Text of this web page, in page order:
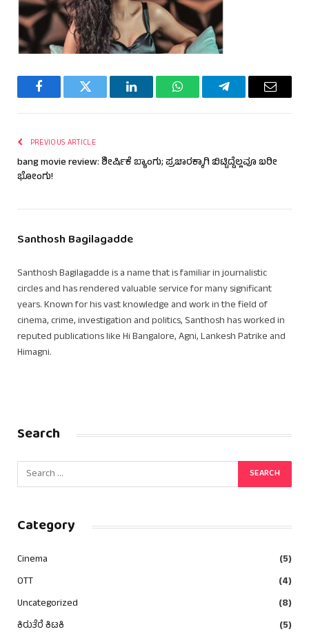
FacebookTwitter LinkedInWhatsAppTelegramEmail
PREVIOUS ARTICLE
bang movie review: ಶೀರ್ಷಿಕೆ ಬ್ಯಾಂಗು; ಪ್ರಚಾರಕ್ಕಾಗಿ ಬಿಟ್ಟಿದ್ದೆಲ್ಲವೂ ಬರೀ
ಭೋಂಗು!
Santhosh Bagilagadde
Santhosh Bagilagadde is a name that is familiar in journalistic
circles and has rendered valuable service for many significant
years. Known for his vast knowledge and work in the field of
cinema, crime, investigation and politics, Santhosh has worked in
reputed publications like Hi Bangalore, Agni, Lankesh Patrike and
Himagni.
Search
Category
Cinema
(5)
OTT
(4)
Uncategorized
(8)
ಕಿರುತೆರೆ ಕಿಟಕಿ
(5)